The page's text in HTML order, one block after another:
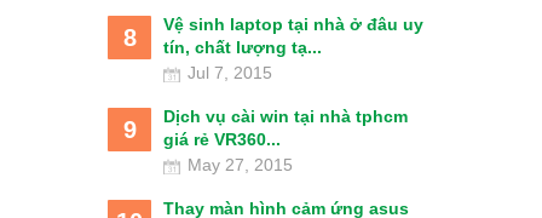
8
Vệ sinh laptop tại nhà ở đâu uy
tín, chất lượng tạ...
Jul 7, 2015
9
Dịch vụ cài win tại nhà tphcm
giá rẻ VR360...
May 27, 2015
Thay màn hình cảm ứng asus